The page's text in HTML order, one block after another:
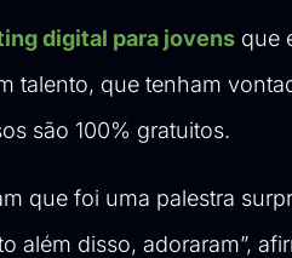
digital para jovens que
talento, que tenham
são 100% gratuitos.
que foi uma palestra
além disso, adoraram”,